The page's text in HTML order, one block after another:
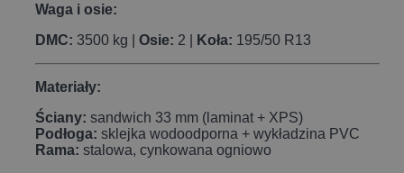
Waga i osie:
DMC: 3500 kg | Osie: 2 | Koła: 195/50 R13
Materiały:
Ściany: sandwich 33 mm (laminat + XPS)
Podłoga: sklejka wodoodporna + wykładzina PVC
Rama: stalowa, cynkowana ogniowo